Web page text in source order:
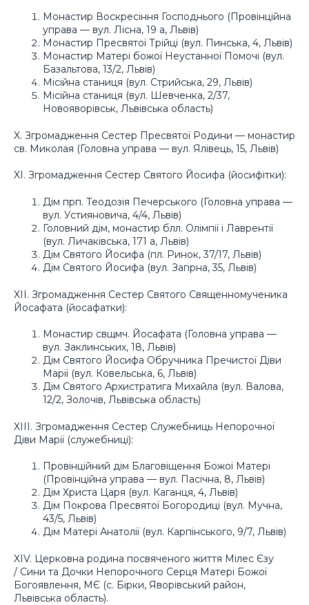
Монастир Воскресіння Господнього (Провінційна
управа — вул. Лісна, 19 а, Львів)
Монастир Пресвятої Трійці (вул. Пинська, 4, Львів)
Монастир Матері божої Неустанної Помочі (вул.
Базальтова, 13/2, Львів)
Місійна станиця (вул. Стрийська, 29, Львів)
Місійна станиця (вул. Шевченка, 2/37,
Новояворівськ, Львівська область)
X. Згромадження Сестер Пресвятої Родини — монастир
св. Миколая (Головна управа — вул. Ялівець, 15, Львів)
XI. Згромадження Сестер Святого Йосифа (йосифітки):
Дім прп. Теодозія Печерського (Головна управа —
вул. Устияновича, 4/4, Львів)
Головний дім, монастир блл. Олімпії і Лаврентії
(вул. Личаківська, 171 а, Львів)
Дім Святого Йосифа (пл. Ринок, 37/17, Львів)
Дім Святого Йосифа (вул. Загірна, 35, Львів)
XII. Згромадження Сестер Святого Священномученика
Йосафата (йосафатки):
Монастир свщмч. Йосафата (Головна управа —
вул. Заклинських, 18, Львів)
Дім Святого Йосифа Обручника Пречистої Діви
Марії (вул. Ковельська, 6, Львів)
Дім Святого Архистратига Михайла (вул. Валова,
12/2, Золочів, Львівська область)
XIII. Згромадження Сестер Служебниць Непорочної
Діви Марії (служебниці):
Провінційний дім Благовіщення Божої Матері
(Провінційна управа — вул. Пасічна, 8, Львів)
Дім Христа Царя (вул. Каганця, 4, Львів)
Дім Покрова Пресвятої Богородиці (вул. Мучна,
43/5, Львів)
Дім Матері Анатолії (вул. Карпінського, 9/7, Львів)
XIV. Церковна родина посвяченого життя Мілес Єзу
/ Сини та Дочки Непорочного Серця Матері Божої
Богоявлення, МЄ (с. Бірки, Яворівський район,
Львівська область).